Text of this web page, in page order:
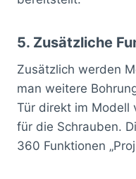
5. Zusätzliche
Zusätzlich werden
man weitere
Tür direkt im Modell
für die Schrauben.
360 Funktionen